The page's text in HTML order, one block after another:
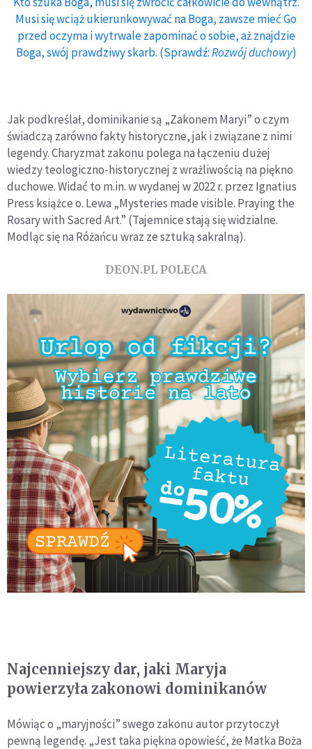
Musi się wciąż ukierunkowywać na Boga, zawsze mieć Go
przed oczyma i wytrwale zapominać o sobie, aż znajdzie
Boga, swój prawdziwy skarb. (Sprawdź:Rozwój duchowy)
Jak podkreślał, dominikanie są „Zakonem Maryi” o czym
świadczą zarówno fakty historyczne, jak i związane z nimi
legendy. Charyzmat zakonu polega na łączeniu dużej
wiedzy teologiczno-historycznej z wrażliwością na piękno
duchowe. Widać to m.in. w wydanej w 2022 r. przez Ignatius
Press książce o. Lewa „Mysteries made visible. Praying the
Rosary with Sacred Art.” (Tajemnice stają się widzialne.
Modląc się na Różańcu wraz ze sztuką sakralną).
DEON.PL POLECA
Najcenniejszy dar, jaki Maryja
powierzyła zakonowi dominikanów
Mówiąc o „maryjności” swego zakonu autor przytoczył
pewną legendę. „Jest taka piękna opowieść, że Matka Boża